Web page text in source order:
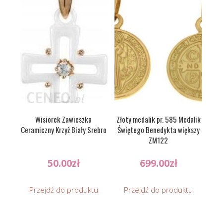
Wisiorek Zawieszka
Ceramiczny Krzyż Biały Srebro
50.00zł
Przejdź do produktu
Złoty medalik pr. 585 Medalik
Świętego Benedykta większy
ZM122
699.00zł
Przejdź do produktu